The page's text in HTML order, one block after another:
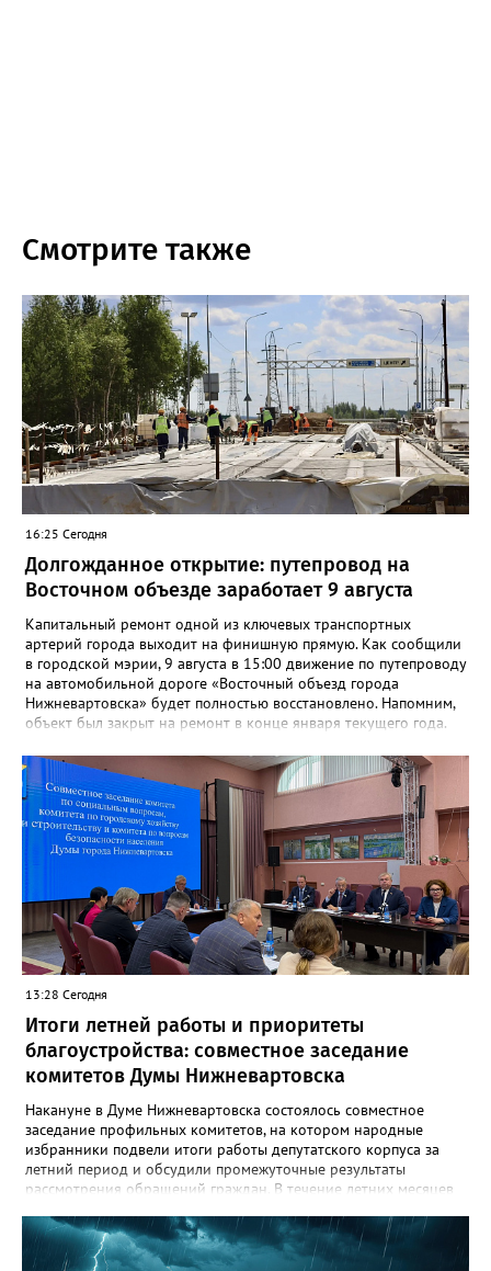
Смотрите также
16:25 Сегодня
Долгожданное открытие: путепровод на
Восточном объезде заработает 9 августа
Капитальный ремонт одной из ключевых транспортных
артерий города выходит на финишную прямую. Как сообщили
в городской мэрии, 9 августа в 15:00 движение по путепроводу
на автомобильной дороге «Восточный объезд города
Нижневартовска» будет полностью восстановлено. Напомним,
объект был закрыт на ремонт в конце января текущего года.
августа в 15 часов возобновится движение транспортных
средств по путепроводу на автомобильной дороге «Восточный
объезд города Нижневартовска»»,- сказано в сообщении.
Путепровод на Восточном объезде — важнейшая транспортная
артерия, соединяющая Нижневартовск с региональной
трассой. Он пропускает значительный поток транспорта и
связывает город с другими муниципалитетами округа и
Томской областью. После открытия движение по восточному
направлению серьёзно разгрузится. Водителей просят
соблюдать правила дорожного движения и быть
внимательными за рулём.
13:28 Сегодня
Итоги летней работы и приоритеты
благоустройства: совместное заседание
комитетов Думы Нижневартовска
Накануне в Думе Нижневартовска состоялось совместное
заседание профильных комитетов, на котором народные
избранники подвели итоги работы депутатского корпуса за
летний период и обсудили промежуточные результаты
рассмотрения обращений граждан. В течение летних месяцев
осмотрели городские лагеря отдыха, проинспектировали
проблемные локации, на которые указывали жители, побывали